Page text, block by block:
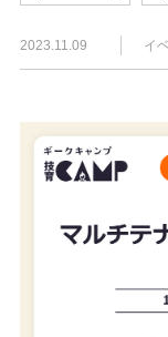
2023.11.09 イ